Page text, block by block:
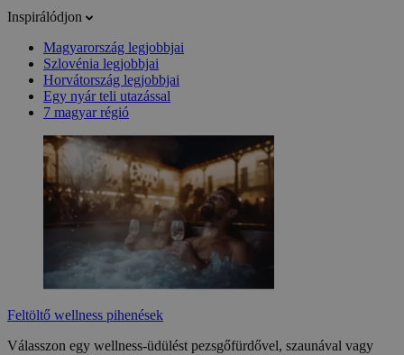
Inspirálódjon
Magyarország legjobbjai
Szlovénia legjobbjai
Horvátország legjobbjai
Egy nyár teli utazással
7 magyar régió
Feltöltő wellness pihenések
Válasszon egy wellness-üdülést pezsgőfürdővel, szaunával vagy